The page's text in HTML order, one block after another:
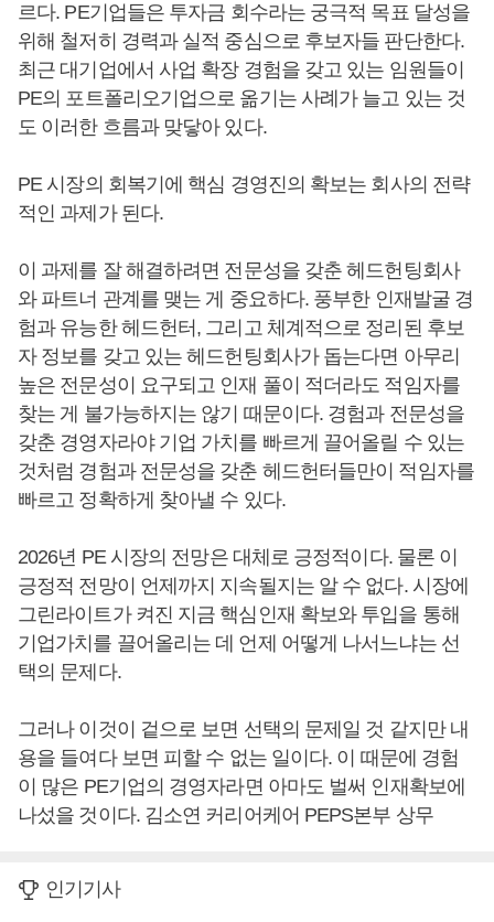
르다. PE기업들은 투자금 회수라는 궁극적 목표 달성을
위해 철저히 경력과 실적 중심으로 후보자들 판단한다.
최근 대기업에서 사업 확장 경험을 갖고 있는 임원들이
PE의 포트폴리오기업으로 옮기는 사례가 늘고 있는 것
도 이러한 흐름과 맞닿아 있다.
PE 시장의 회복기에 핵심 경영진의 확보는 회사의 전략
적인 과제가 된다.
이 과제를 잘 해결하려면 전문성을 갖춘 헤드헌팅회사
와 파트너 관계를 맺는 게 중요하다. 풍부한 인재발굴 경
험과 유능한 헤드헌터, 그리고 체계적으로 정리된 후보
자 정보를 갖고 있는 헤드헌팅회사가 돕는다면 아무리
높은 전문성이 요구되고 인재 풀이 적더라도 적임자를
찾는 게 불가능하지는 않기 때문이다. 경험과 전문성을
갖춘 경영자라야 기업 가치를 빠르게 끌어올릴 수 있는
것처럼 경험과 전문성을 갖춘 헤드헌터들만이 적임자를
빠르고 정확하게 찾아낼 수 있다.
2026년 PE 시장의 전망은 대체로 긍정적이다. 물론 이
긍정적 전망이 언제까지 지속될지는 알 수 없다. 시장에
그린라이트가 켜진 지금 핵심인재 확보와 투입을 통해
기업가치를 끌어올리는 데 언제 어떻게 나서느냐는 선
택의 문제다.
그러나 이것이 겉으로 보면 선택의 문제일 것 같지만 내
용을 들여다 보면 피할 수 없는 일이다. 이 때문에 경험
이 많은 PE기업의 경영자라면 아마도 벌써 인재확보에
나섰을 것이다. 김소연 커리어케어 PEPS본부 상무
인기기사